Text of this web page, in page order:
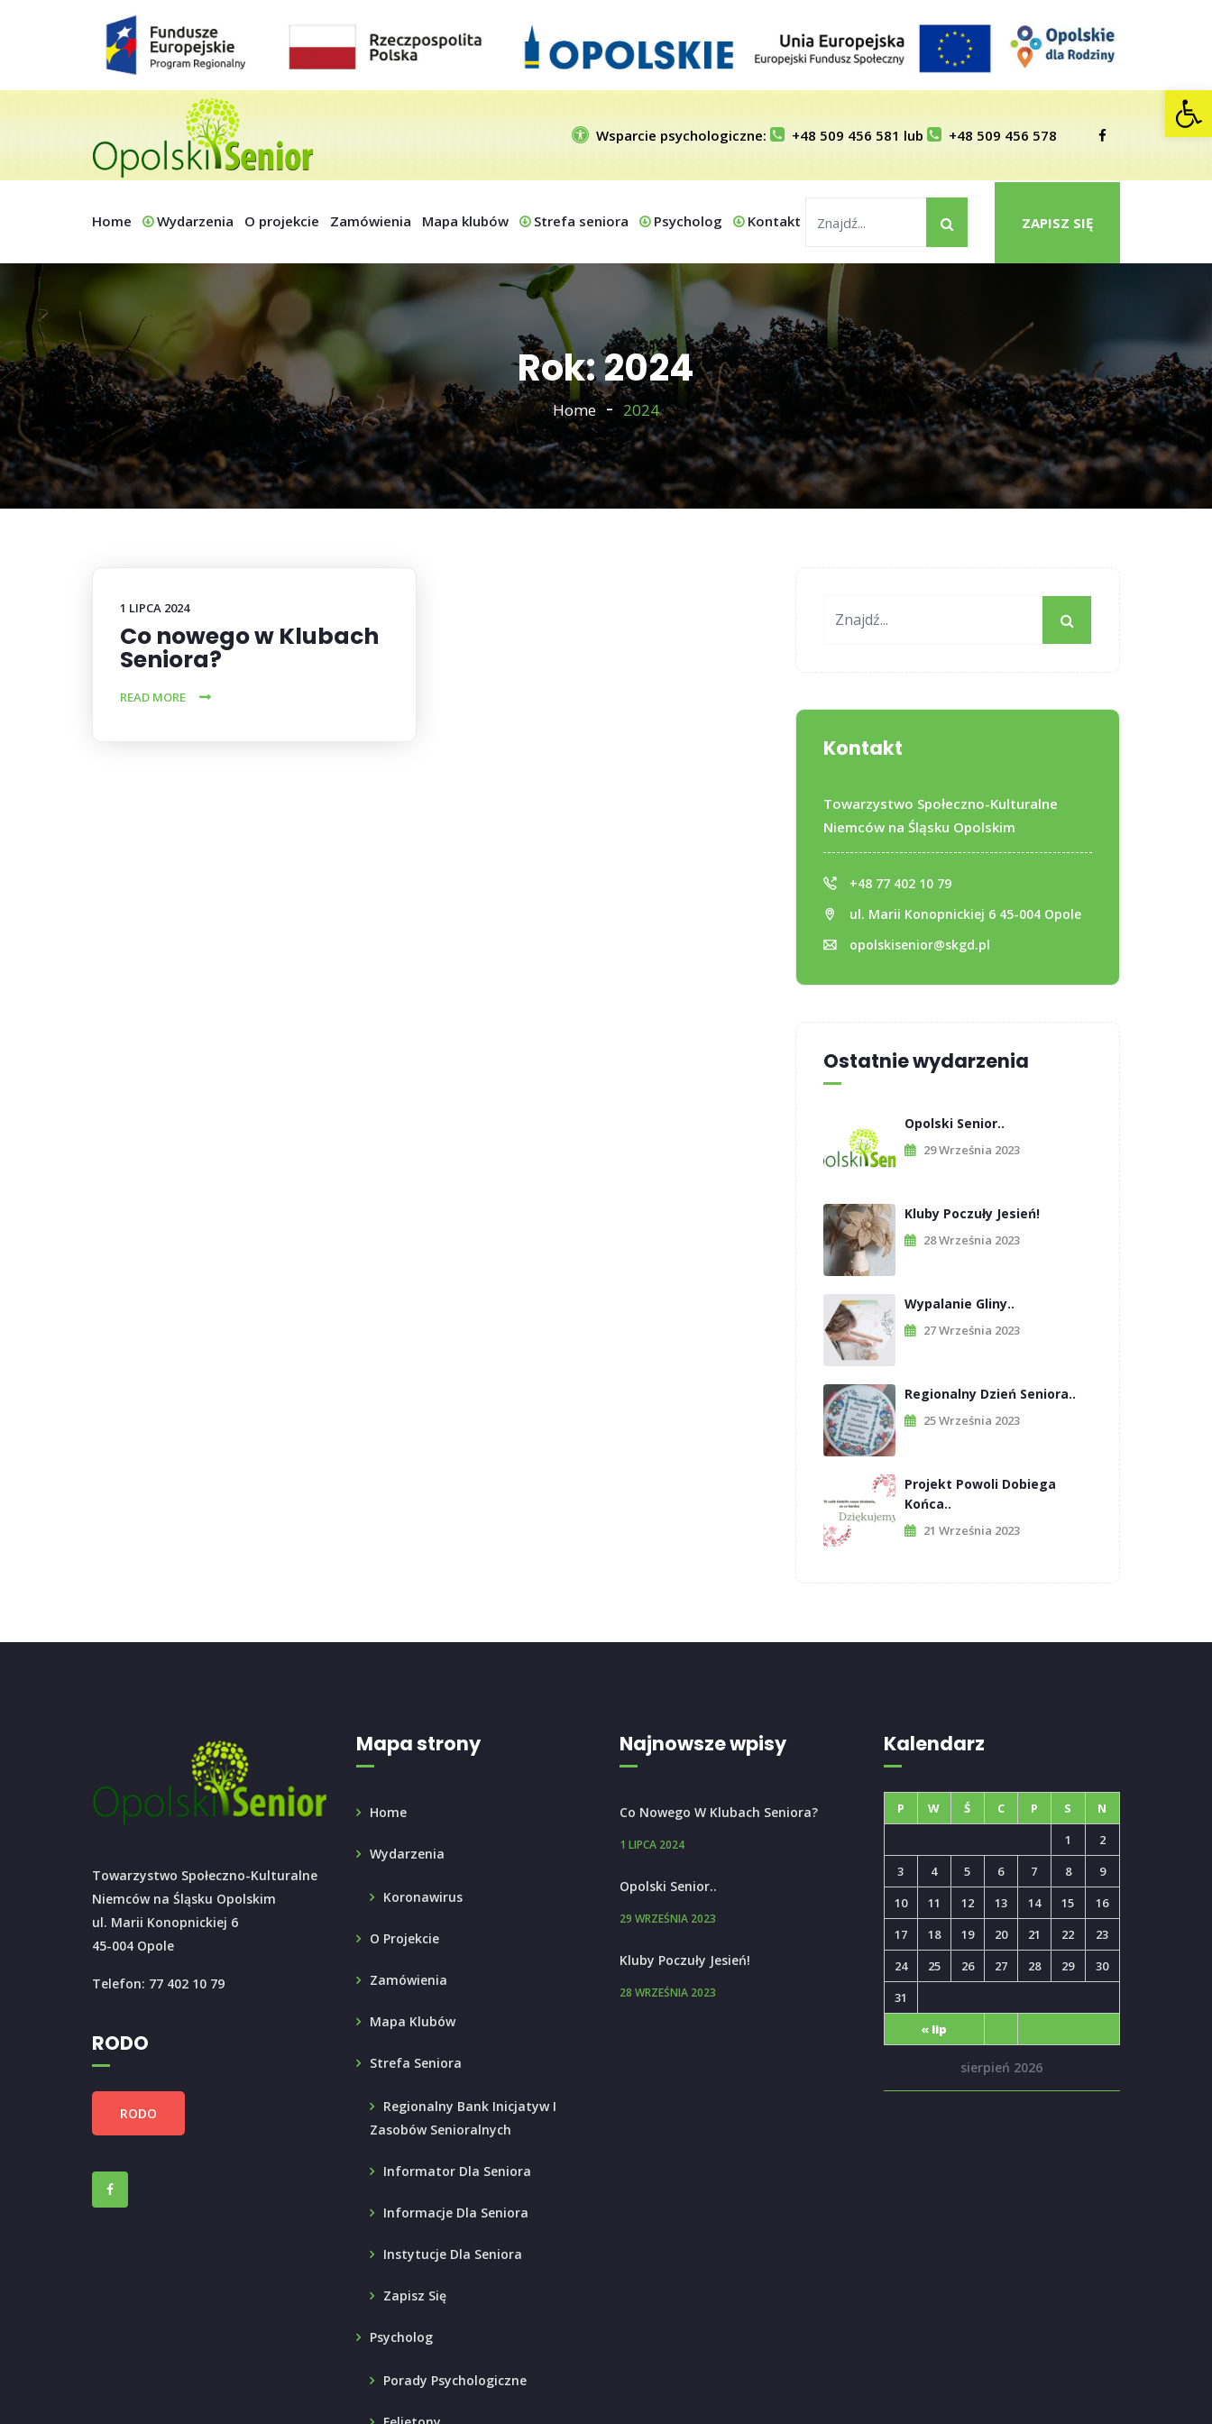
Wsparcie psychologiczne: +48 509 456 581 lub +48 509 456 578
Home Wydarzenia O projekcie Zamówienia Mapa klubów Strefa seniora Psycholog Kontakt ZAPISZ SIĘ
Rok: 2024
Home 2024
1 LIPCA 2024
Co nowego w Klubach
Seniora?
READ MORE
Kontakt
Towarzystwo Społeczno-Kulturalne
Niemców na Śląsku Opolskim
+48 77 402 10 79
ul. Marii Konopnickiej 6 45-004 Opole
opolskisenior@skgd.pl
Ostatnie wydarzenia
Opolski Senior..
29 Września 2023
Kluby Poczuły Jesień!
28 Września 2023
Wypalanie Gliny..
27 Września 2023
Regionalny Dzień Seniora..
25 Września 2023
Projekt Powoli Dobiega
Końca..
21 Września 2023
Towarzystwo Społeczno-Kulturalne
Niemców na Śląsku Opolskim
ul. Marii Konopnickiej 6
45-004 Opole
Telefon: 77 402 10 79
RODO
RODO
Mapa strony
Home
Wydarzenia
Koronawirus
O Projekcie
Zamówienia
Mapa Klubów
Strefa Seniora
Regionalny Bank Inicjatyw I
Zasobów Senioralnych
Informator Dla Seniora
Informacje Dla Seniora
Instytucje Dla Seniora
Zapisz Się
Psycholog
Porady Psychologiczne
Najnowsze wpisy
Co Nowego W Klubach Seniora?
1 LIPCA 2024
Opolski Senior..
29 WRZEŚNIA 2023
Kluby Poczuły Jesień!
28 WRZEŚNIA 2023
Kalendarz
sierpień 2026
P W Ś C P S N
« lip
1
2
3
4 5 6 7 8
9
10
11 12 13 14 15
16
17
18 19 20 21 22
23
24
25 26 27 28 29
30
31